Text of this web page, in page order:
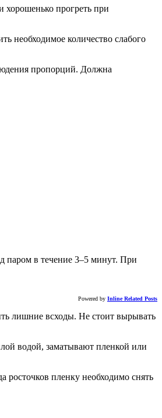
хорошенько прогреть при
необходимое количество слабого
пропорций. Должна
паром в течение 3–5 минут. При
Powered by Inline Related Posts
лишние всходы. Не стоит вырывать
водой, заматывают пленкой или
росточков пленку необходимо снять